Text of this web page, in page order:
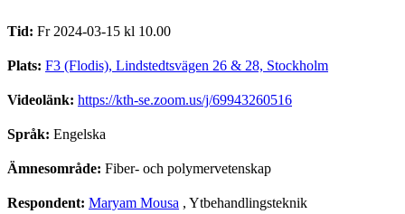
Tid: Fr 2024-03-15 kl 10.00
Plats: F3 (Flodis), Lindstedtsvägen 26 & 28, Stockholm
Videolänk: https://kth-se.zoom.us/j/69943260516
Språk: Engelska
Ämnesområde: Fiber- och polymervetenskap
Respondent: Maryam Mousa , Ytbehandlingsteknik